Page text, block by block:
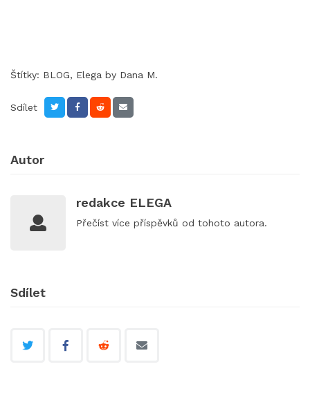
Štítky: BLOG, Elega by Dana M.
Sdílet
Autor
redakce ELEGA
Přečíst více příspěvků od tohoto autora.
Sdílet